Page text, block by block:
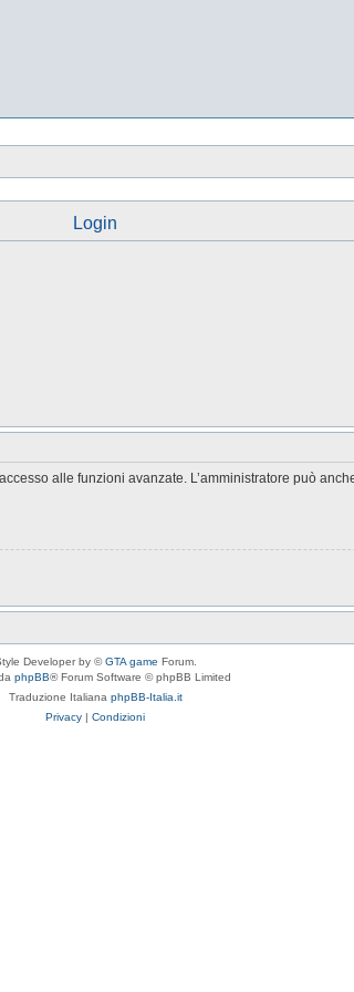
Login
alle funzioni avanzate. L’amministratore può
Developer by ©GTA game Forum.
phpBB® Forum Software © phpBB Limited
Traduzione Italiana phpBB-Italia.it
Privacy | Condizioni